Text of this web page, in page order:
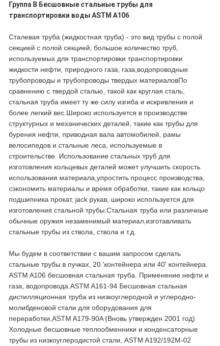
Группа B Бесшовные стальные трубы для
транспортировки воды ASTM A106
Сталевая труба (жидкостная труба) - это вид трубы с полой
секцией с полой секцией, большое количество труб,
используемых для транспортировки транспортировки
жидкости нефти, природного газа, газа,водопроводные
трубопроводы и трубопроводы твердых материаловПо
сравнению с твердой сталью, такой как круглая сталь,
стальная труба имеет ту же силу изгиба и искривления и
более легкий вес.Широко используется в производстве
структурных и механических деталей, такие как трубы для
бурения нефти, приводная вала автомобилей, рамы
велосипедов и стальные леса, используемые в
строительстве. Использование стальных труб для
изготовления кольцевых деталей может улучшить скорость
использования материала,упростить процесс производства,
сэкономить материалы и время обработки, такие как кольцо
подшипника прокат, jack рукав, широко используется для
изготовления стальной трубы.Стальная труба или различные
обычные оружия незаменимый материал,изготавливать
стальные трубы из ствола, ствола и т.д.
Мы будем в соответствии с вашим запросом сделать
стальные трубы в пучках, 20 'контейнера или 40' контейнера.
ASTM A106 бесшовная стальная труба. Применение нефти и
газа, водопровода.ASTM A161-94 Бесшовная стальная
дистилляционная труба из низкоуглеродной и углеродно-
молибденовой стали для оборудования для
переработки,ASTM A179-90A (Вновь утвержден 2001 год)
Холодные бесшовные теплообменники и конденсаторные
трубы из низкоуглеродистой стали, ASTM A192/192M-02